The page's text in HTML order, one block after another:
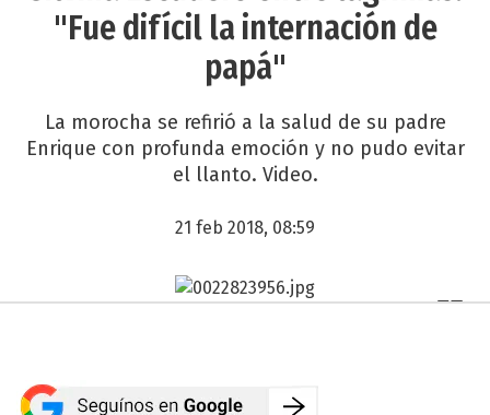
"Fue difícil la internación de
papá"
La morocha se refirió a la salud de su padre
Enrique con profunda emoción y no pudo evitar
el llanto. Video.
21 feb 2018, 08:59